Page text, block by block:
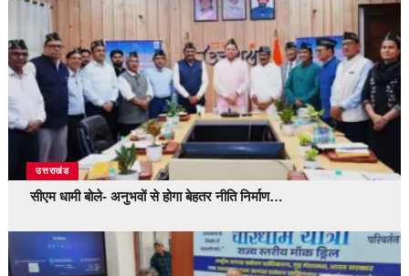
उत्तराखंड
सीएम धामी बोले- अनुभवों से होगा बेहतर नीति निर्माण…